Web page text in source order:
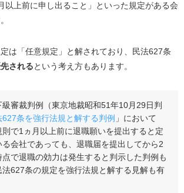
イチ
以上前に申し出ること」といった規定がある会
は「任意規定」と解されており、民法627条
されるという考え方もあります。
級審裁判例（東京地裁昭和51年10月29日判
627条を強行法規と解する判例 」において
則で1ヵ月以上前に退職願いを提出すると定
る会社であっても、退職届を提出してから2
点で退職の効力は発生すると判示した判例も
法627条の規定を強行法規と解する見解も有